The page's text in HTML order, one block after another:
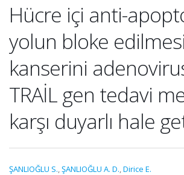
Hücre içi anti-
yolun bloke
kanserini
TRAİL gen tedavi
karşı duyarlı hale
ŞANLIOĞLU S.,ŞANLIOĞLU A. D.,Dirice E.